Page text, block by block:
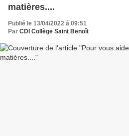
matières....
Publié le 13/04/2022 à 09:51
Par CDI Collège Saint Benoît